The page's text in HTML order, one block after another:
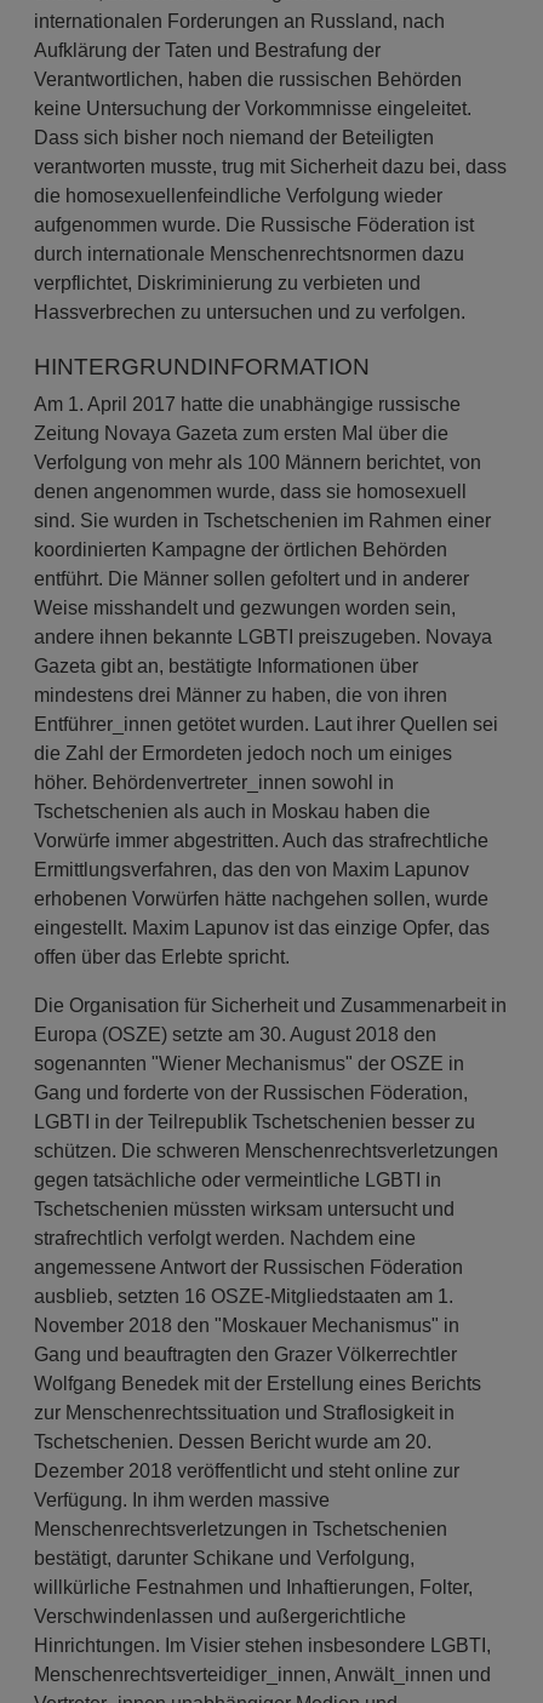
internationalen Forderungen an Russland, nach
Aufklärung der Taten und Bestrafung der
Verantwortlichen, haben die russischen Behörden
keine Untersuchung der Vorkommnisse eingeleitet.
Dass sich bisher noch niemand der Beteiligten
verantworten musste, trug mit Sicherheit dazu bei, dass
die homosexuellenfeindliche Verfolgung wieder
aufgenommen wurde. Die Russische Föderation ist
durch internationale Menschenrechtsnormen dazu
verpflichtet, Diskriminierung zu verbieten und
Hassverbrechen zu untersuchen und zu verfolgen.
HINTERGRUNDINFORMATION
Am 1. April 2017 hatte die unabhängige russische
Zeitung Novaya Gazeta zum ersten Mal über die
Verfolgung von mehr als 100 Männern berichtet, von
denen angenommen wurde, dass sie homosexuell
sind. Sie wurden in Tschetschenien im Rahmen einer
koordinierten Kampagne der örtlichen Behörden
entführt. Die Männer sollen gefoltert und in anderer
Weise misshandelt und gezwungen worden sein,
andere ihnen bekannte LGBTI preiszugeben. Novaya
Gazeta gibt an, bestätigte Informationen über
mindestens drei Männer zu haben, die von ihren
Entführer_innen getötet wurden. Laut ihrer Quellen sei
die Zahl der Ermordeten jedoch noch um einiges
höher. Behördenvertreter_innen sowohl in
Tschetschenien als auch in Moskau haben die
Vorwürfe immer abgestritten. Auch das strafrechtliche
Ermittlungsverfahren, das den von Maxim Lapunov
erhobenen Vorwürfen hätte nachgehen sollen, wurde
eingestellt. Maxim Lapunov ist das einzige Opfer, das
offen über das Erlebte spricht.
Die Organisation für Sicherheit und Zusammenarbeit in
Europa (OSZE) setzte am 30. August 2018 den
sogenannten "Wiener Mechanismus" der OSZE in
Gang und forderte von der Russischen Föderation,
LGBTI in der Teilrepublik Tschetschenien besser zu
schützen. Die schweren Menschenrechtsverletzungen
gegen tatsächliche oder vermeintliche LGBTI in
Tschetschenien müssten wirksam untersucht und
strafrechtlich verfolgt werden. Nachdem eine
angemessene Antwort der Russischen Föderation
ausblieb, setzten 16 OSZE-Mitgliedstaaten am 1.
November 2018 den "Moskauer Mechanismus" in
Gang und beauftragten den Grazer Völkerrechtler
Wolfgang Benedek mit der Erstellung eines Berichts
zur Menschenrechtssituation und Straflosigkeit in
Tschetschenien. Dessen Bericht wurde am 20.
Dezember 2018 veröffentlicht und steht online zur
Verfügung. In ihm werden massive
Menschenrechtsverletzungen in Tschetschenien
bestätigt, darunter Schikane und Verfolgung,
willkürliche Festnahmen und Inhaftierungen, Folter,
Verschwindenlassen und außergerichtliche
Hinrichtungen. Im Visier stehen insbesondere LGBTI,
Menschenrechtsverteidiger_innen, Anwält_innen und